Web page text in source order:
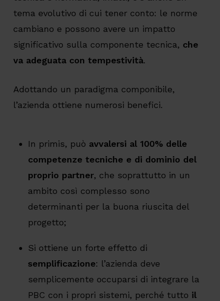
tema evolutivo di cui tener conto: le norme
cambiano e possono avere un impatto
significativo sulla componente tecnica, che
va adeguata con tempestività.
Adottando un paradigma componibile,
l’azienda ottiene numerosi benefici.
In primis, può avvalersi al 100% delle
competenze tecniche e di dominio del
proprio partner, che soprattutto in un
ambito così complesso sono
determinanti per la buona riuscita del
progetto;
Si ottiene un forte effetto di
semplificazione: l’azienda deve
semplicemente occuparsi di integrare la
PBC con i propri sistemi, perché tutto il